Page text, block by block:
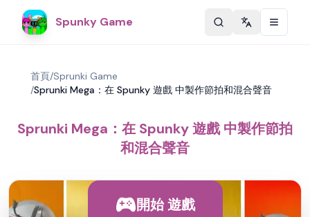
Spunky Game Change
首頁/Sprunki Game
/Sprunki Mega：在 Spunky 遊戲 中製作節拍和混合聲音
Sprunki Mega：在 Spunky 遊戲 中製作節拍
和混合聲音
開始 遊戲